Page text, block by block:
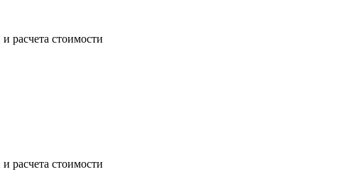
расчета стоимости
расчета стоимости